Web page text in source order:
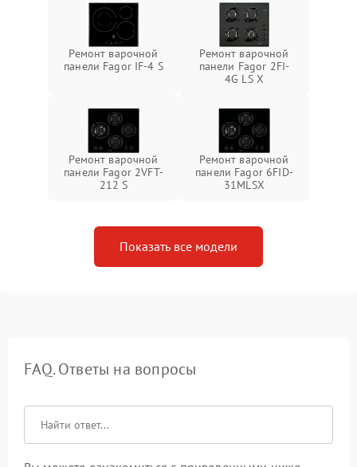
Ремонт варочной
панели Fagor IF-4 S
Ремонт варочной
панели Fagor 2FI-
4G LS X
Ремонт варочной
панели Fagor 2VFT-
212 S
Ремонт варочной
панели Fagor 6FID-
31MLSX
Показать все модели
FAQ. Ответы на вопросы